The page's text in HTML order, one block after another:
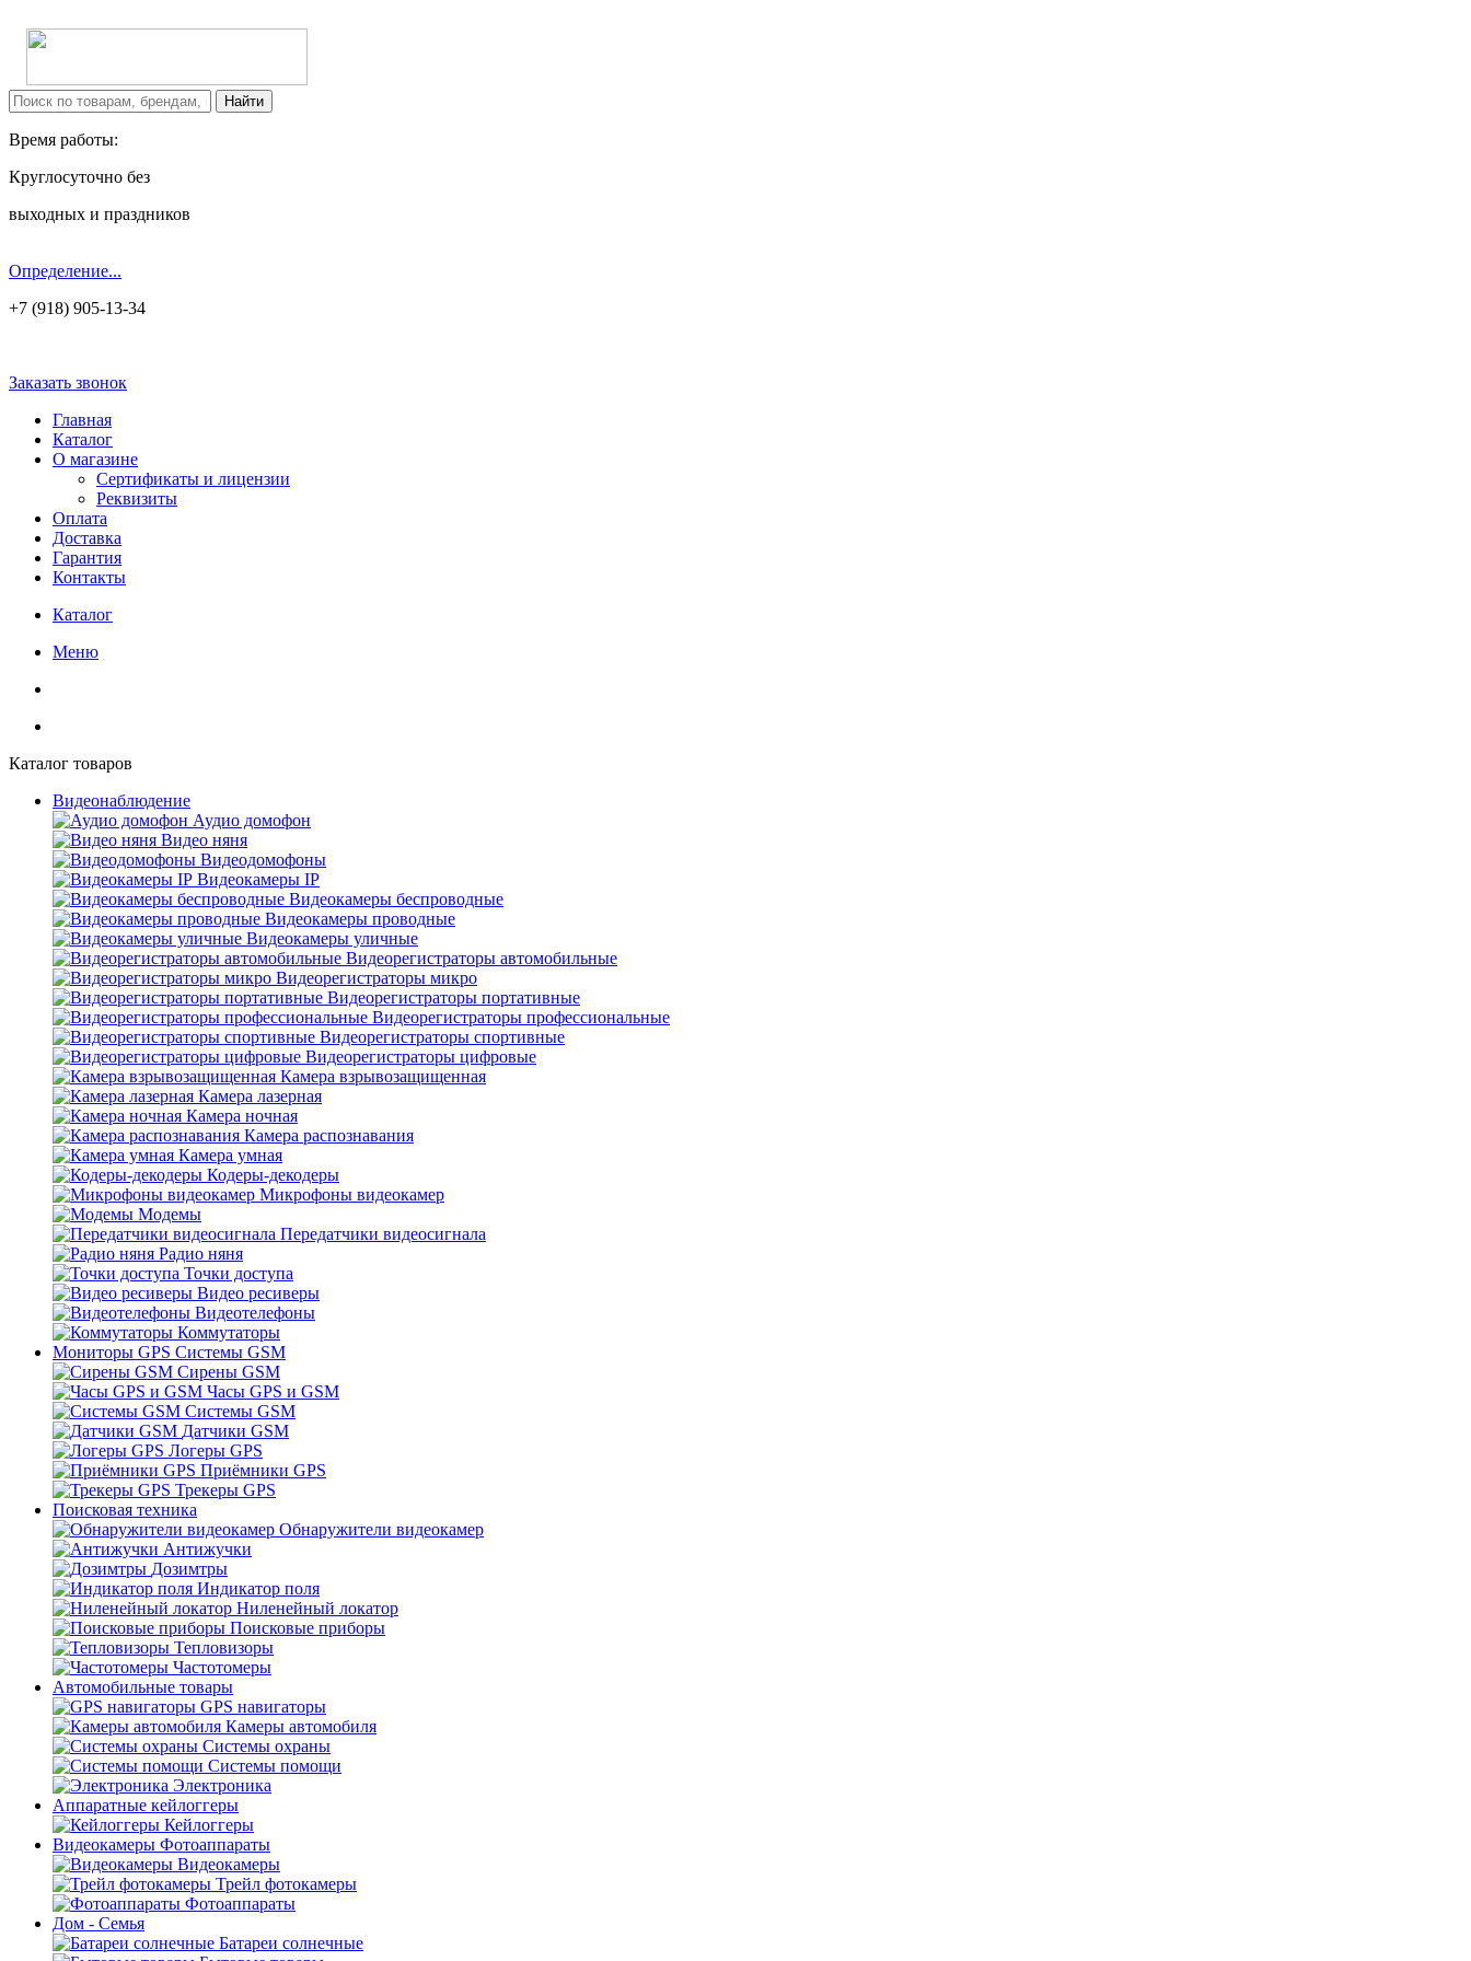
Время работы:
Круглосуточно без
выходных и праздников
Определение...
+7 (918) 905-13-34
Заказать звонок
Главная
Каталог
О магазине
Сертификаты и лицензии
Реквизиты
Оплата
Доставка
Гарантия
Контакты
Каталог
Меню
Каталог товаров
Видеонаблюдение
Аудио домофон
Видео няня
Видеодомофоны
Видеокамеры IP
Видеокамеры беспроводные
Видеокамеры проводные
Видеокамеры уличные
Видеорегистраторы автомобильные
Видеорегистраторы микро
Видеорегистраторы портативные
Видеорегистраторы профессиональные
Видеорегистраторы спортивные
Видеорегистраторы цифровые
Камера взрывозащищенная
Камера лазерная
Камера ночная
Камера распознавания
Камера умная
Кодеры-декодеры
Микрофоны видеокамер
Модемы
Передатчики видеосигнала
Радио няня
Точки доступа
Видео ресиверы
Видеотелефоны
Коммутаторы
Мониторы GPS Системы GSM
Сирены GSM
Часы GPS и GSM
Системы GSM
Датчики GSM
Логеры GPS
Приёмники GPS
Трекеры GPS
Поисковая техника
Обнаружители видеокамер
Антижучки
Дозимтры
Индикатор поля
Ниленейный локатор
Поисковые приборы
Тепловизоры
Частотомеры
Автомобильные товары
GPS навигаторы
Камеры автомобиля
Системы охраны
Системы помощи
Электроника
Аппаратные кейлоггеры
Кейлоггеры
Видеокамеры Фотоаппараты
Видеокамеры
Трейл фотокамеры
Фотоаппараты
Дом - Семья
Батареи солнечные